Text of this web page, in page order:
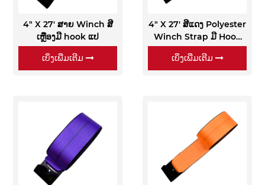
4" X 27' ສາຍ Winch ສີ
ເຫຼືອງມີ hook ແປ
ເບິ່ງເພີ່ມເຕີມ
4" X 27' ສີແດງ Polyester
Winch Strap ມີ Hook
ແປ
ເບິ່ງເພີ່ມເຕີມ